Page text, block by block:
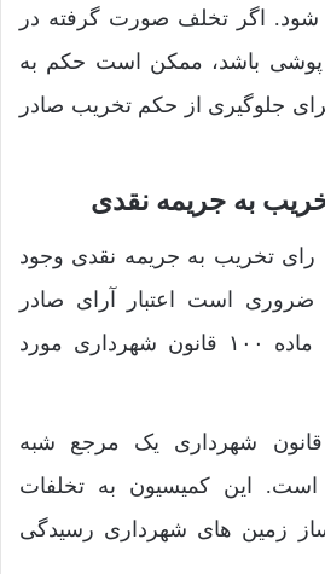
شود. اگر تخلف صورت گرفته در
باشد، ممکن است حکم به
جلوگیری از حکم تخریب صادر
به جریمه نقدی
رای تخریب به جریمه نقدی وجود
است اعتبار آرای صادر
شده توسط کمیسیون ماده ۱۰۰ قانون شهرداری مورد
کمیسیون ماده ۱۰۰ قانون شهرداری یک مرجع شبه
این کمیسیون به تخلفات
زمین های شهرداری رسیدگی